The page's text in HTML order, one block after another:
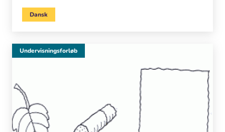
Dansk
Undervisningsforløb